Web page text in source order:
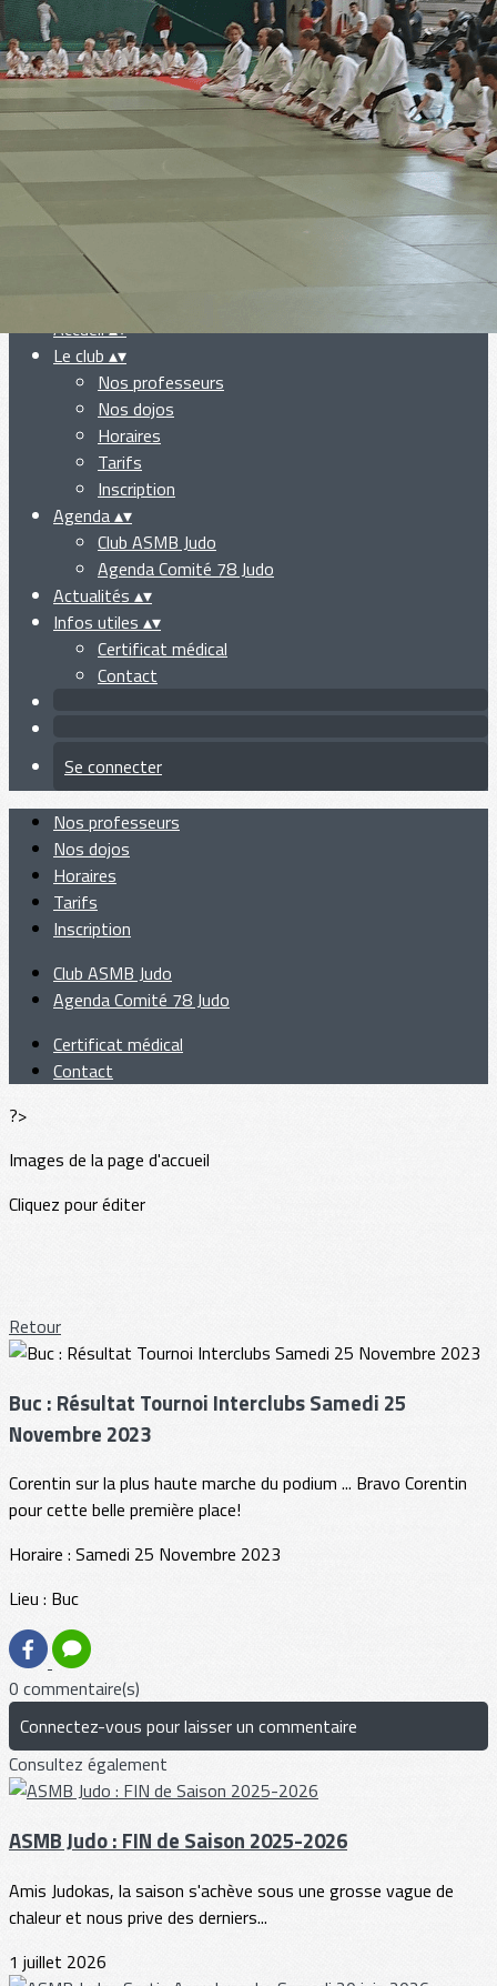
Exporter les lignes sélectionnées
Exporter toutes les colonnes
Exporter uniquement les colonnes affichées
Menu
Ajoutez un logo, un bouton, des réseaux sociaux
Cliquez pour éditer
Accueil▴▾
Le club ▴▾
Nos professeurs
Nos dojos
Horaires
Tarifs
Inscription
Agenda▴▾
Club ASMB Judo
Agenda Comité 78 Judo
Actualités ▴▾
Infos utiles ▴▾
Certificat médical
Contact
Se connecter
Nos professeurs
Nos dojos
Horaires
Tarifs
Inscription
Club ASMB Judo
Agenda Comité 78 Judo
Certificat médical
Contact
?>
Images de la page d'accueil
Cliquez pour éditer
Retour
Buc : Résultat Tournoi Interclubs Samedi 25
Novembre 2023
Corentin sur la plus haute marche du podium ... Bravo Corentin
pour cette belle première place!
Horaire : Samedi 25 Novembre 2023
Lieu : Buc
0 commentaire(s)
Connectez-vous pour laisser un commentaire
Consultez également
ASMB Judo : FIN de Saison 2025-2026
Amis Judokas, la saison s'achève sous une grosse vague de
chaleur et nous prive des derniers...
1 juillet 2026